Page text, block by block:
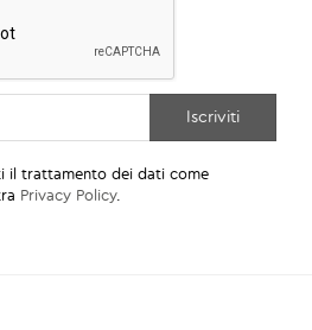
il trattamento dei dati come
Privacy Policy.